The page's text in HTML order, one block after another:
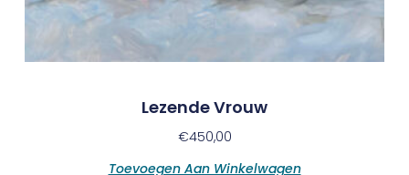
Lezende Vrouw
€450,00
Toevoegen Aan Winkelwagen